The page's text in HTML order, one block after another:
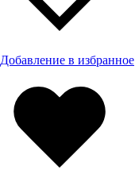
Добавление в избранное